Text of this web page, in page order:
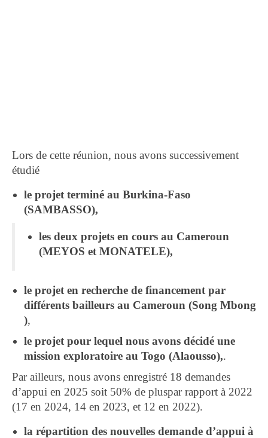
Lors de cette réunion, nous avons successivement
étudié
le projet terminé au Burkina-Faso
(SAMBASSO),
les deux projets en cours au Cameroun
(MEYOS et MONATELE),
le projet en recherche de financement par
différents bailleurs au Cameroun (Song Mbong
),
le projet pour lequel nous avons décidé une
mission exploratoire au Togo (Alaousso),.
Par ailleurs, nous avons enregistré 18 demandes
d’appui en 2025 soit 50% de pluspar rapport à 2022
(17 en 2024, 14 en 2023, et 12 en 2022).
la répartition des nouvelles demande d’appui à